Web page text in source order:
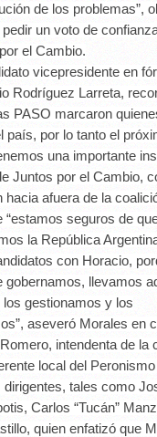
de los problemas”,
pedir un voto de
el Cambio.
vicepresidente en
Rodríguez Larreta,
PASO marcaron
país, por lo tanto el
una importante
Juntos por el Cambio,
hacia afuera de la
“estamos seguros de
la República
con Horacio,
gobernamos, llevamos
los gestionamos y los
aseveró Morales en
intendenta de la
local del
dirigentes, tales como
Carlos “Tucán”
quien enfatizó que